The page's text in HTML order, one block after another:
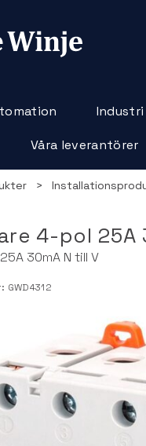
Industri
Våra leverantörer
>
4-pol 25A
30mA N till V
GWD4312